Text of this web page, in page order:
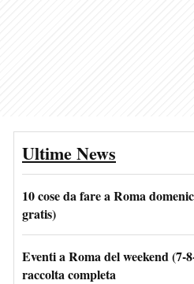
Ultime News
10 cose da fare a Roma
gratis)
Eventi a Roma del weekend (7-
raccolta completa